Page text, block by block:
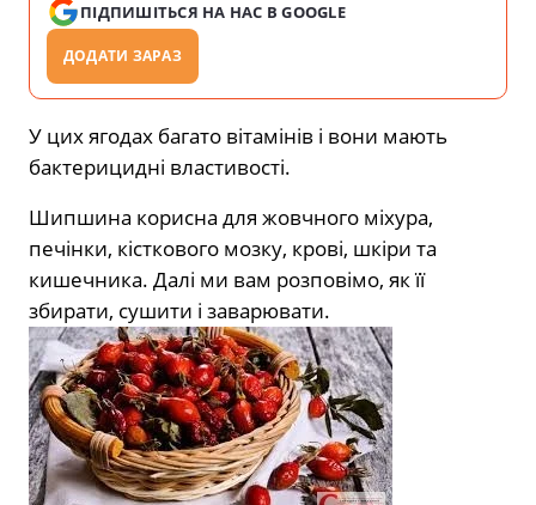
ПІДПИШІТЬСЯ НА НАС В GOOGLE
ДОДАТИ ЗАРАЗ
У цих ягодах багато вітамінів і вони мають
бактерицидні властивості.
Шипшина корисна для жовчного міхура,
печінки, кісткового мозку, крові, шкіри та
кишечника. Далі ми вам розповімо, як її
збирати, сушити і заварювати.